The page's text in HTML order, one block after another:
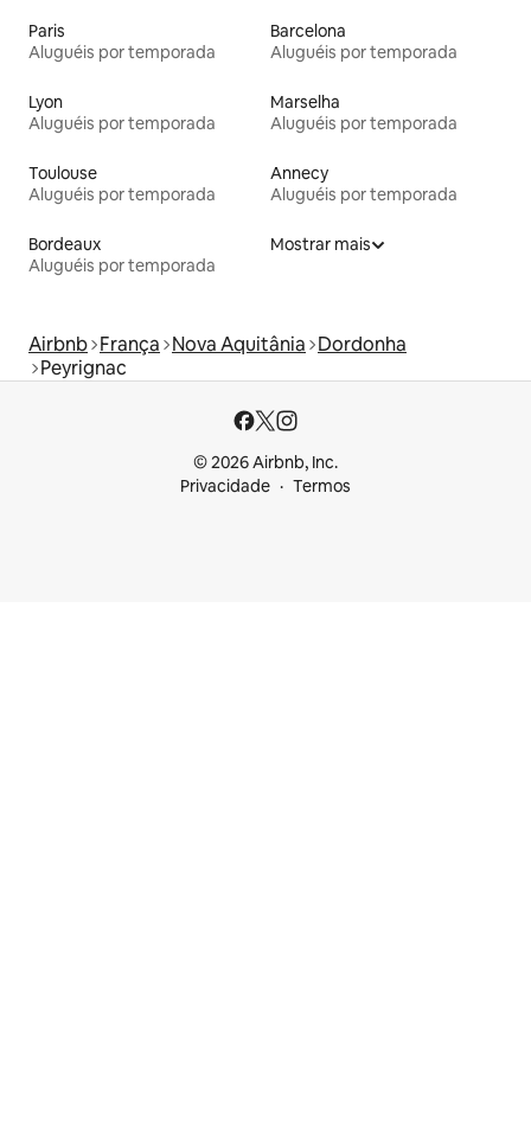
Paris
Aluguéis por temporada
Barcelona
Aluguéis por temporada
Lyon
Aluguéis por temporada
Marselha
Aluguéis por temporada
Toulouse
Aluguéis por temporada
Annecy
Aluguéis por temporada
Bordeaux
Aluguéis por temporada
Mostrar mais
Airbnb França Nova Aquitânia Dordonha
Peyrignac
© 2026 Airbnb, Inc.
Privacidade
Termos